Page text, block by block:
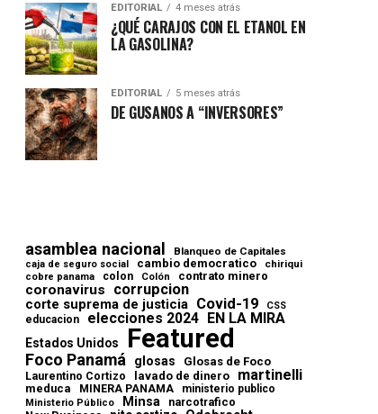
EDITORIAL 4 meses atrás
¿QUÉ CARAJOS CON EL ETANOL EN
LA GASOLINA?
EDITORIAL 5 meses atrás
DE GUSANOS A “INVERSORES”
asamblea nacional Blanqueo de Capitales
caja de seguro social cambio democratico chiriqui
cobre panama colon Colón contrato minero
coronavirus corrupcion
corte suprema de justicia Covid-19 CSS
educacion elecciones 2024 EN LA MIRA
Estados Unidos Featured
Foco Panamá glosas Glosas de Foco
Laurentino Cortizo lavado de dinero martinelli
meduca MINERA PANAMA ministerio publico
Ministerio Público Minsa
narcotrafico